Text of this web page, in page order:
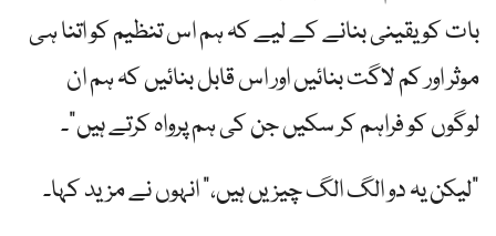
بات کو یقینی بنانے کے لیے کہ ہم اس تنظیم کو اتنا ہی
موثر اور کم لاگت بنائیں اور اس قابل بنائیں کہ ہم ان
لوگوں کو فراہم کر سکیں جن کی ہم پرواہ کرتے ہیں”۔
"لیکن یہ دو الگ الگ چیزیں ہیں،” انہوں نے مزید کہا۔